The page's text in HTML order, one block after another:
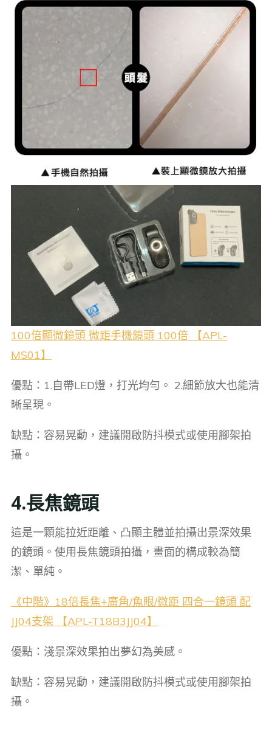
100倍顯微鏡頭 微距手機鏡頭 100倍 【APL-
MS01】
優點：1.自帶LED燈，打光均勻。 2.細節放大也能清
晰呈現。
缺點：容易晃動，建議開啟防抖模式或使用腳架拍
攝。
4.長焦鏡頭
這是一顆能拉近距離、凸顯主體並拍攝出景深效果
的鏡頭。使用長焦鏡頭拍攝，畫面的構成較為簡
潔、單純。
《中階》18倍長焦+廣角/魚眼/微距 四合一鏡頭 配
JJ04支架 【APL-T18B3JJ04】
優點：淺景深效果拍出夢幻為美感。
缺點：容易晃動，建議開啟防抖模式或使用腳架拍
攝。